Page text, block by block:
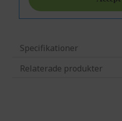
Specifikationer
Relaterade produkter